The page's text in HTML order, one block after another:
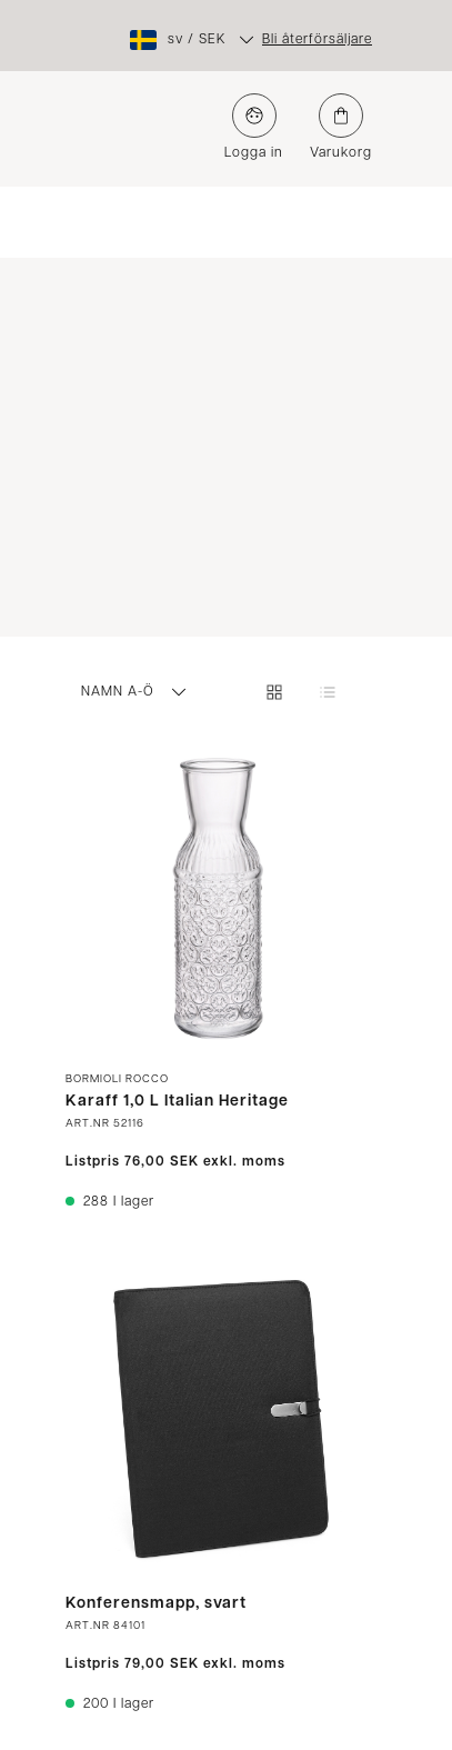
sv / SEK Bli återförsäljare
Logga in Varukorg
NAMN A-Ö
BORMIOLI ROCCO
Karaff 1,0 L Italian Heritage
ART.NR 52116
Listpris 76,00 SEK exkl. moms
288 I lager
Konferensmapp, svart
ART.NR 84101
Listpris 79,00 SEK exkl. moms
200 I lager